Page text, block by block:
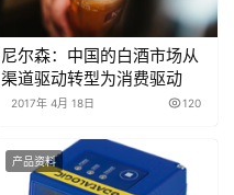
尼尔森：中国的白酒市场从
渠道驱动转型为消费驱动
2017年 4月 18日 120
产品资料